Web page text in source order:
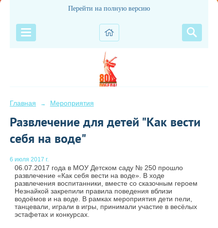
Перейти на полную версию
Главная → Мероприятия
Развлечение для детей "Как вести
себя на воде"
6 июля 2017 г.
06.07.2017 года в МОУ Детском саду № 250 прошло
развлечение «Как себя вести на воде». В ходе
развлечения воспитанники, вместе со сказочным героем
Незнайкой закрепили правила поведения вблизи
водоёмов и на воде. В рамках мероприятия дети пели,
танцевали, играли в игры, принимали участие в весёлых
эстафетах и конкурсах.